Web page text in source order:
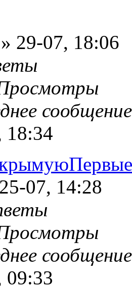
29-07, 18:06
18:34
07, 14:28
09:33